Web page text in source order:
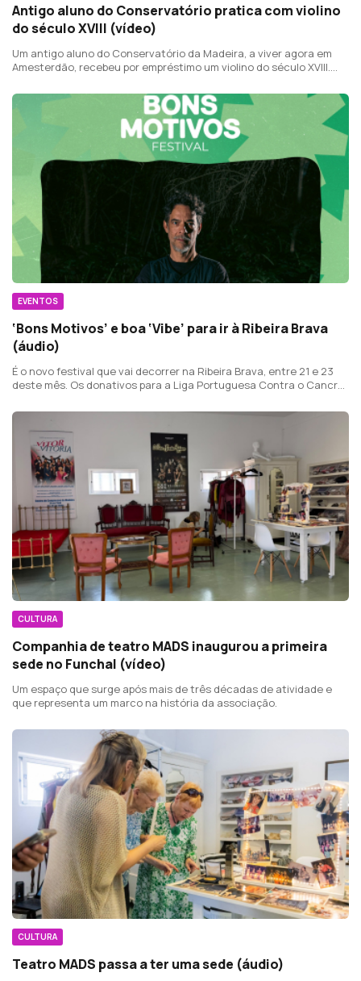
Antigo aluno do Conservatório pratica com violino
do século XVIII (vídeo)
Um antigo aluno do Conservatório da Madeira, a viver agora em
Amesterdão, recebeu por empréstimo um violino do século XVIII.
possibilidades sonoras.
EVENTOS
‘Bons Motivos’ e boa ‘Vibe’ para ir à Ribeira Brava
(áudio)
É o novo festival que vai decorrer na Ribeira Brava, entre 21 e 23
deste mês. Os donativos para a Liga Portuguesa Contra o Cancro
Motivos'.
CULTURA
Companhia de teatro MADS inaugurou a primeira
sede no Funchal (vídeo)
Um espaço que surge após mais de três décadas de atividade e
que representa um marco na história da associação.
CULTURA
Teatro MADS passa a ter uma sede (áudio)